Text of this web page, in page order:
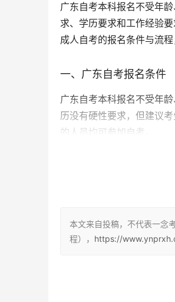
广东自考本科报名不受年
求、学历要求和工作经验
成人自考的报名条件与流
一、广东自考报名条件
广东自考本科报名不受年
历没有硬性要求，但建议
的人员均可参加自考。
考生需要获取广东自考的
东省自学考试管理系统上
考生需要登录广东省自学
本文来自投稿，不代表一念
程）， https://